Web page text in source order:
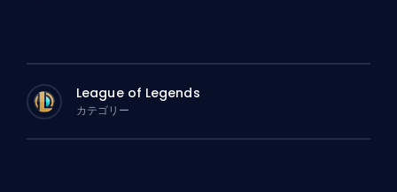
League of Legends
カテゴリー